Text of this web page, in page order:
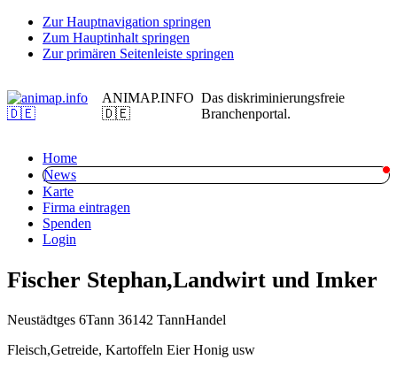
Zur Hauptnavigation springen
Zum Hauptinhalt springen
Zur primären Seitenleiste springen
ANIMAP.INFO
🇩🇪
Das diskriminierungsfreie
Branchenportal.
Home
News
Karte
Firma eintragen
Spenden
Login
Fischer Stephan,Landwirt und Imker
Neustädtges 6Tann 36142 TannHandel
Fleisch,Getreide, Kartoffeln Eier Honig usw